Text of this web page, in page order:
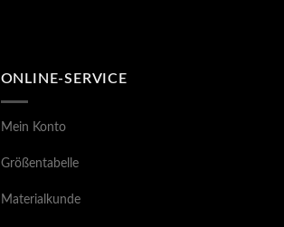
ONLINE-SERVICE
Mein Konto
Größentabelle
Materialkunde